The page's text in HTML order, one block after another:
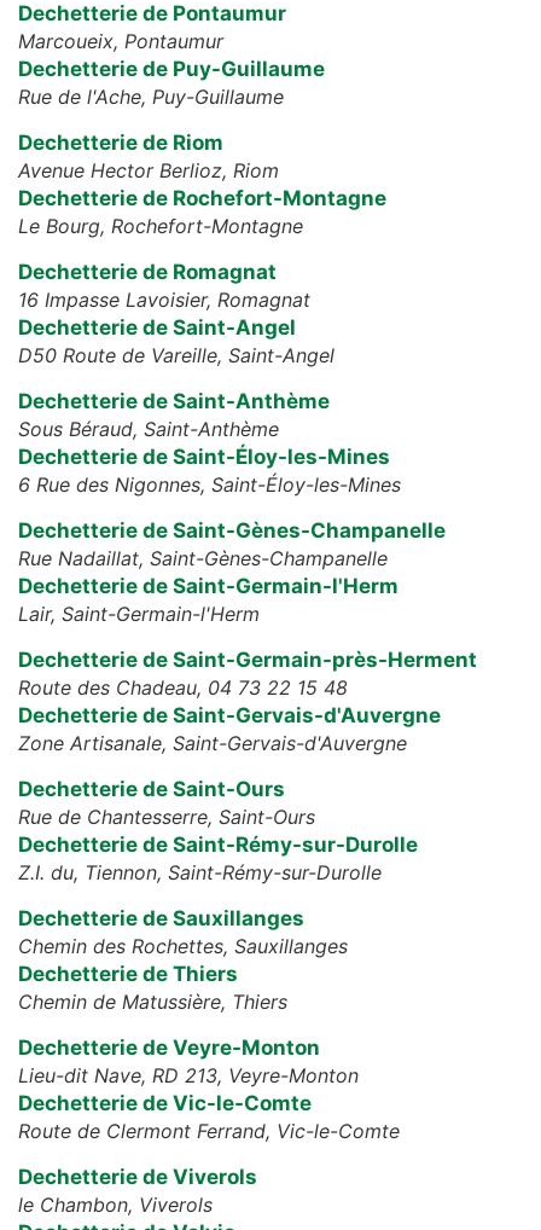
Dechetterie de Pontaumur
Marcoueix, Pontaumur
Dechetterie de Puy-Guillaume
Rue de l'Ache, Puy-Guillaume
Dechetterie de Riom
Avenue Hector Berlioz, Riom
Dechetterie de Rochefort-Montagne
Le Bourg, Rochefort-Montagne
Dechetterie de Romagnat
16 Impasse Lavoisier, Romagnat
Dechetterie de Saint-Angel
D50 Route de Vareille, Saint-Angel
Dechetterie de Saint-Anthème
Sous Béraud, Saint-Anthème
Dechetterie de Saint-Éloy-les-Mines
6 Rue des Nigonnes, Saint-Éloy-les-Mines
Dechetterie de Saint-Gènes-Champanelle
Rue Nadaillat, Saint-Gènes-Champanelle
Dechetterie de Saint-Germain-l'Herm
Lair, Saint-Germain-l'Herm
Dechetterie de Saint-Germain-près-Herment
Route des Chadeau, 04 73 22 15 48
Dechetterie de Saint-Gervais-d'Auvergne
Zone Artisanale, Saint-Gervais-d'Auvergne
Dechetterie de Saint-Ours
Rue de Chantesserre, Saint-Ours
Dechetterie de Saint-Rémy-sur-Durolle
Z.I. du, Tiennon, Saint-Rémy-sur-Durolle
Dechetterie de Sauxillanges
Chemin des Rochettes, Sauxillanges
Dechetterie de Thiers
Chemin de Matussière, Thiers
Dechetterie de Veyre-Monton
Lieu-dit Nave, RD 213, Veyre-Monton
Dechetterie de Vic-le-Comte
Route de Clermont Ferrand, Vic-le-Comte
Dechetterie de Viverols
le Chambon, Viverols